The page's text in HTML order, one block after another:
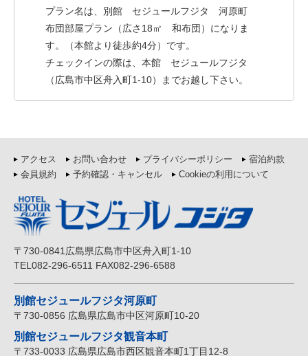
プラン名は、別館 セジュールフジタ 河原町
布団部屋プラン（広さ18㎡ 和布団）になりま
す。（本館より徒歩約4分）です。
チェックインの際は、本館 セジュールフジタ
（広島市中区舟入町1-10）までお越し下さい。
アクセス お問い合わせ プライバシーポリシー
宿泊約款
会員規約
予約確認・キャンセル Cookieの利用について
〒730-0841広島県広島市中区舟入町1-10
TEL082-296-6511 FAX082-296-6588
別館セジュールフジタ河原町
〒730-0856 広島県広島市中区河原町10-20
別館セジュールフジタ観音本町
〒733-0033 広島県広島市西区観音本町1丁目12-8